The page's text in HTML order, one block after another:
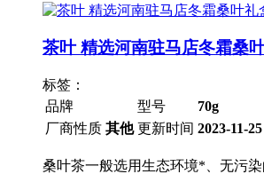
茶叶 精选河南驻马店冬霜桑
标签：
品牌
型号 70g
厂商性质 其他 更新时间 2023-11-25
桑叶茶一般选用生态环境*、无污